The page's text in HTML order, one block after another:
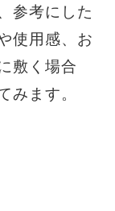
参考にした
使用感、お
敷く場合
みます。